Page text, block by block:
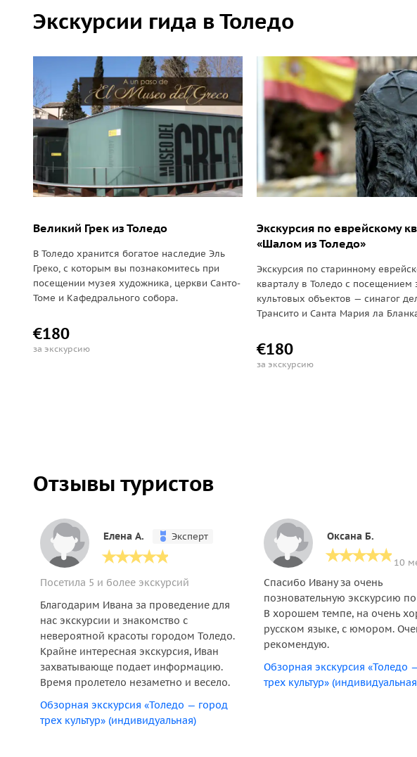
Экскурсии гида в Толедо
Великий Грек из Толедо
В Толедо хранится богатое наследие Эль
Греко, с которым вы познакомитесь при
посещении музея художника, церкви Санто-
Томе и Кафедрального собора.
€180
за экскурсию
Экскурсия по еврейскому
«Шалом из Толедо»
Экскурсия по старинному
кварталу в Толедо с посещением
культовых объектов — синагог
Трансито и Санта Мария ла
€180
за экскурсию
Отзывы туристов
Елена A. Эксперт
Посетила 5 и более экскурсий
Благодарим Ивана за проведение для
нас экскурсии и знакомство с
невероятной красоты городом Толедо.
Крайне интересная экскурсия, Иван
захватывающе подает информацию.
Время пролетело незаметно и весело.
Обзорная экскурсия «Толедо — город
трех культур» (индивидуальная)
Оксана Б.
10
Спасибо Ивану за очень
позновательную экскурсию
В хорошем темпе, на очень
русском языке, с юмором.
рекомендую.
Обзорная экскурсия «Толедо
трех культур»